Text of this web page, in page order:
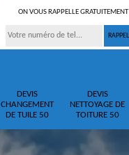
ON VOUS RAPPELLE GRATUITEMENT
DEVIS
CHANGEMENT
DE TUILE 50
DEVIS
NETTOYAGE DE
TOITURE 50